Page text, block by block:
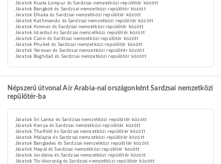
Járatok Kuala Lumpur és Sardzsai nemzetközi repülőtér között
Járatok Bangkok és Sardzsai nemzetközi repülőtér között
Járatok Dhaka és Sardzsai nemzetközi repülőtér között
Járatok Kathmandu és Sardzsai nemzetközi repülőtér között
Járatok Amman és Sardzsai nemzetközi repülőtér között
Járatok Istanbul és Sardzsai nemzetközi repülőtér között
Járatok Cairo és Sardzsai nemzetközi repülőtér között
Járatok Phuket és Sardzsai nemzetközi repülőtér között
Járatok Yerevan és Sardzsai nemzetközi repülőtér között
Járatok Baghdad és Sardzsai nemzetközi repülőtér között
Népszerű útvonal Air Arabia-nal országonként Sardzsai nemzetközi
repülőtér-ba
Járatok Srí Lanka és Sardzsai nemzetközi repülőtér között
Járatok Kenya és Sardzsai nemzetközi repülőtér között
Járatok Thaiföld és Sardzsai nemzetközi repülőtér között
Járatok Malajzia és Sardzsai nemzetközi repülőtér között
Járatok Banglades és Sardzsai nemzetközi repülőtér között
Járatok Nepál és Sardzsai nemzetközi repülőtér között
Járatok Jordánia és Sardzsai nemzetközi repülőtér között
Járatok Törökország és Sardzsai nemzetközi repülőtér között